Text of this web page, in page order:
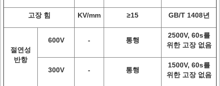
고장 힘 KV/mm ≥15 GB/T 1408년
절연성
반항
600V - 통행
2500V, 60s를
위한 고장 없음
300V - 통행
1500V, 60s를
위한 고장 없음